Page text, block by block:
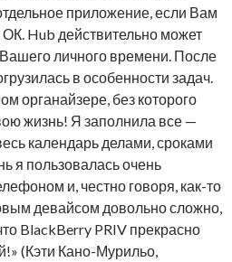
приложение, если Вам
ОК. Hub действительно может
личного времени. После
в особенности задач.
органайзере, без которого
жизнь! Я заполнила все —
календарь делами, сроками
я пользовалась очень
и, честно говоря, как-то
девайсом довольно сложно,
BlackBerry PRIV прекрасно
(Кэти Кано-Мурильо,